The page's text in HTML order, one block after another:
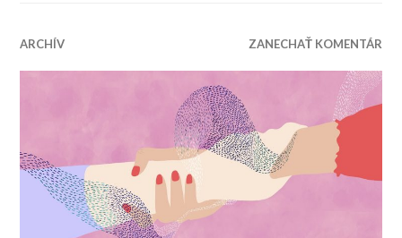
ARCHÍV ZANECHAŤ KOMENTÁR